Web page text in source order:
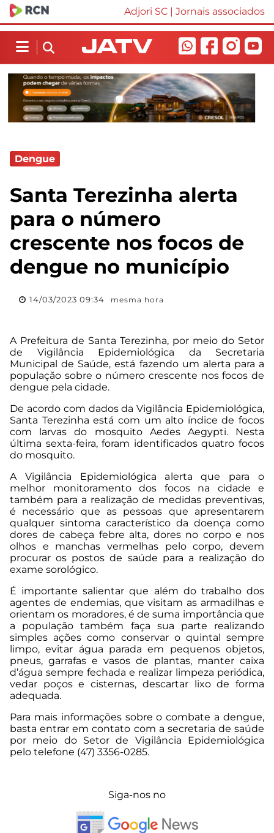
Adjori SC | Jornais associados
Dengue
Santa Terezinha alerta
para o número
crescente nos focos de
dengue no município
14/03/2023 09:34 mesma hora
A Prefeitura de Santa Terezinha, por meio do Setor
de Vigilância Epidemiológica da Secretaria
Municipal de Saúde, está fazendo um alerta para a
população sobre o número crescente nos focos de
dengue pela cidade.
De acordo com dados da Vigilância Epidemiológica,
Santa Terezinha está com um alto índice de focos
com larvas do mosquito Aedes Aegypti. Nesta
última sexta-feira, foram identificados quatro focos
do mosquito.
A Vigilância Epidemiológica alerta que para o
melhor monitoramento dos focos na cidade e
também para a realização de medidas preventivas,
é necessário que as pessoas que apresentarem
qualquer sintoma característico da doença como
dores de cabeça febre alta, dores no corpo e nos
olhos e manchas vermelhas pelo corpo, devem
procurar os postos de saúde para a realização do
exame sorológico.
É importante salientar que além do trabalho dos
agentes de endemias, que visitam as armadilhas e
orientam os moradores, é de suma importância que
a população também faça sua parte realizando
simples ações como conservar o quintal sempre
limpo, evitar água parada em pequenos objetos,
pneus, garrafas e vasos de plantas, manter caixa
d’água sempre fechada e realizar limpeza periódica,
vedar poços e cisternas, descartar lixo de forma
adequada.
Para mais informações sobre o combate a dengue,
basta entrar em contato com a secretaria de saúde
por meio do Setor de Vigilância Epidemiológica
pelo telefone (47) 3356-0285.
Siga-nos no